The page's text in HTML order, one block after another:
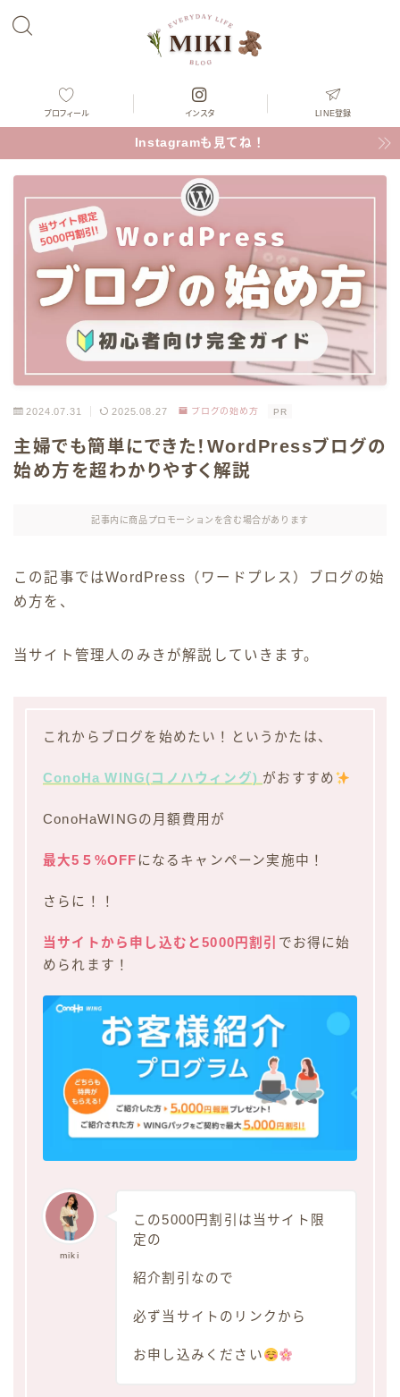
プロフィール インスタ LINE登録
Instagramも見てね！
2024.07.31 2025.08.27 ブログの始め方 PR
主婦でも簡単にできた！WordPressブログの
始め方を超わかりやすく解説
記事内に商品プロモーションを含む場合があります
この記事ではWordPress（ワードプレス）ブログの始
め方を、
当サイト管理人のみきが解説していきます。
これからブログを始めたい！というかたは、
ConoHa WING(コノハウィング) がおすすめ
ConoHaWINGの月額費用が
最大5５%OFFになるキャンペーン実施中！
さらに！！
当サイトから申し込むと5000円割引 でお得に始
められます！
miki
この5000円割引は当サイト限
定の
紹介割引なので
必ず当サイトのリンクから
お申し込みください